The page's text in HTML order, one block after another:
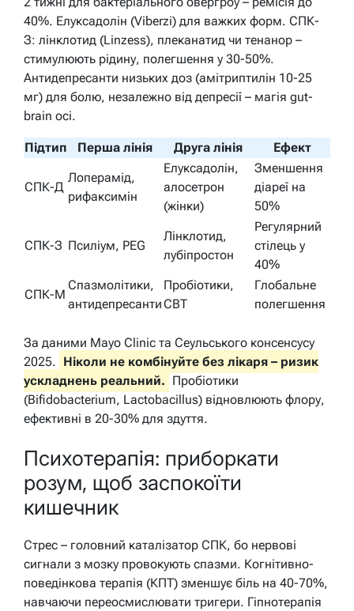
40%. Елуксадолін (Viberzi) для важких форм. СПК-
З: лінклотид (Linzess), плеканатид чи тенанор –
стимулюють рідину, полегшення у 30-50%.
Антидепресанти низьких доз (амітриптилін 10-25
мг) для болю, незалежно від депресії – магія gut-
brain осі.
Підтип Перша лінія Друга лінія Ефект
СПК-Д
Лоперамід,
рифаксимін
Елуксадолін,
алосетрон
(жінки)
Зменшення
діареї на
50%
СПК-З Псиліум, PEG
Лінклотид,
лубіпростон
Регулярний
стілець у
40%
СПК-М
Спазмолітики,
антидепресанти
Пробіотики,
CBT
Глобальне
полегшення
За даними Mayo Clinic та Сеульського консенсусу
2025. Ніколи не комбінуйте без лікаря – ризик
ускладнень реальний. Пробіотики
(Bifidobacterium, Lactobacillus) відновлюють флору,
ефективні в 20-30% для здуття.
Психотерапія: приборкати
розум, щоб заспокоїти
кишечник
Стрес – головний каталізатор СПК, бо нервові
сигнали з мозку провокують спазми. Когнітивно-
поведінкова терапія (КПТ) зменшує біль на 40-70%,
навчаючи переосмислювати тригери. Гіпнотерапія